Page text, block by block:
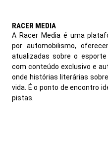
RACER MEDIA
A Racer Media é uma
por automobilismo,
atualizadas sobre o
com conteúdo exclusivo e
onde histórias literárias
vida. É o ponto de encontro
pistas.